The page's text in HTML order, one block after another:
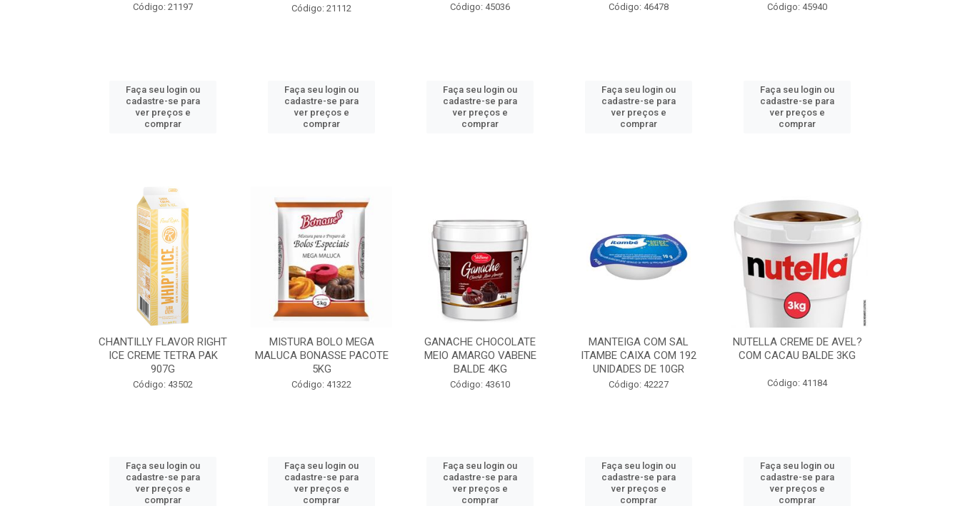
Código: 21197
Faça seu login ou
cadastre-se para
ver preços e
comprar
Código: 21112
Faça seu login ou
cadastre-se para
ver preços e
comprar
Código: 45036
Faça seu login ou
cadastre-se para
ver preços e
comprar
Código: 46478
Faça seu login ou
cadastre-se para
ver preços e
comprar
Código: 45940
Faça seu login ou
cadastre-se para
ver preços e
comprar
CHANTILLY FLAVOR RIGHT
ICE CREME TETRA PAK
907G
Código: 43502
Faça seu login ou
cadastre-se para
ver preços e
comprar
MISTURA BOLO MEGA
MALUCA BONASSE PACOTE
5KG
Código: 41322
Faça seu login ou
cadastre-se para
ver preços e
comprar
GANACHE CHOCOLATE
MEIO AMARGO VABENE
BALDE 4KG
Código: 43610
Faça seu login ou
cadastre-se para
ver preços e
comprar
MANTEIGA COM SAL
ITAMBE CAIXA COM 192
UNIDADES DE 10GR
Código: 42227
Faça seu login ou
cadastre-se para
ver preços e
comprar
NUTELLA CREME DE AVEL?
COM CACAU BALDE 3KG
Código: 41184
Faça seu login ou
cadastre-se para
ver preços e
comprar